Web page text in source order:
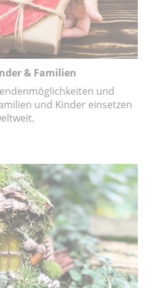
& Familien
und
und Kinder einsetzen